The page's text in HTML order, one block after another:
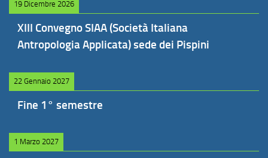
19 Dicembre 2026
XIII Convegno SIAA (Società Italiana
Antropologia Applicata) sede dei Pispini
22 Gennaio 2027
Fine 1° semestre
1 Marzo 2027